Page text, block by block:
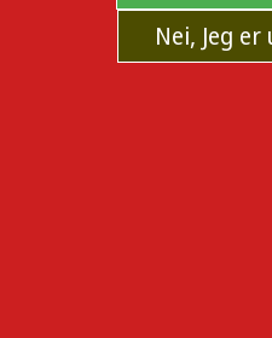
Informasjon
Personvern
Min konto
Min konto
Ordrer
Nei, Jeg